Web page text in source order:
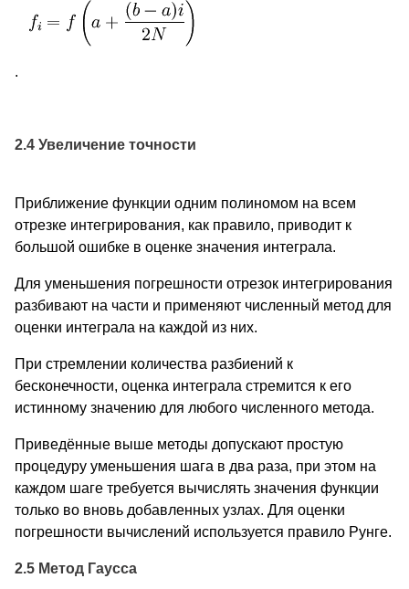
.
2.4 Увеличение точности
Приближение функции одним полиномом на всем
отрезке интегрирования, как правило, приводит к
большой ошибке в оценке значения интеграла.
Для уменьшения погрешности отрезок интегрирования
разбивают на части и применяют численный метод для
оценки интеграла на каждой из них.
При стремлении количества разбиений к
бесконечности, оценка интеграла стремится к его
истинному значению для любого численного метода.
Приведённые выше методы допускают простую
процедуру уменьшения шага в два раза, при этом на
каждом шаге требуется вычислять значения функции
только во вновь добавленных узлах. Для оценки
погрешности вычислений используется правило Рунге.
2.5 Метод Гаусса